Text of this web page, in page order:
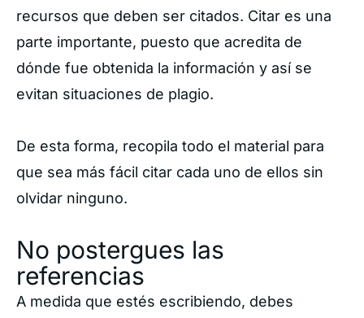
recursos que deben ser citados. Citar es una
parte importante, puesto que acredita de
dónde fue obtenida la información y así se
evitan situaciones de plagio.
De esta forma, recopila todo el material para
que sea más fácil citar cada uno de ellos sin
olvidar ninguno.
No postergues las
referencias
A medida que estés escribiendo, debes